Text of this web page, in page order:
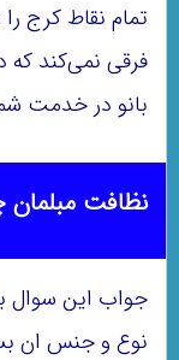
تمام نقاط کرج
فرقی نمی‌کند که
بانو در خدمت
نظافت مبلمان
جواب این سوال
نوع و جنس ان